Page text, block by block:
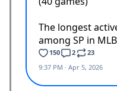
間！！
英国人「安心感が違
ビュー！圧巻3連続